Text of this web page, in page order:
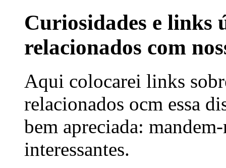
Curiosidades e links
relacionados com
Aqui colocarei links
relacionados ocm essa
bem apreciada:
interessantes.